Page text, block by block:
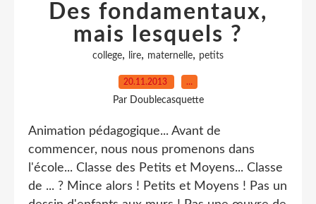
Des fondamentaux,
mais lesquels ?
college, lire, maternelle, petits
20.11.2013 …
Par Doublecasquette
Animation pédagogique... Avant de
commencer, nous nous promenons dans
l'école... Classe des Petits et Moyens... Classe
de ... ? Mince alors ! Petits et Moyens ! Pas un